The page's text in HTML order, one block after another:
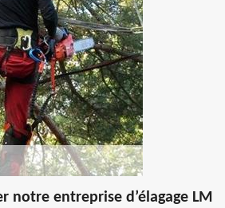
notre entreprise d’élagage LM